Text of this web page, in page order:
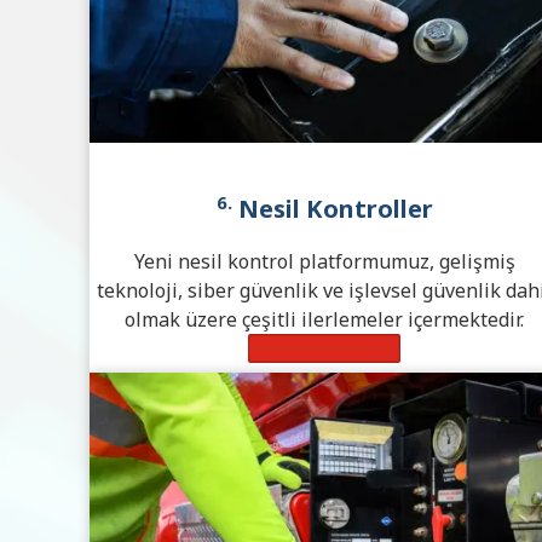
6.Nesil Kontroller
Yeni nesil kontrol platformumuz, gelişmiş
teknoloji, siber güvenlik ve işlevsel güvenlik
olmak üzere çeşitli ilerlemeler içermektedir.